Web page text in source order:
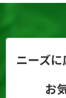
ニーズ
お